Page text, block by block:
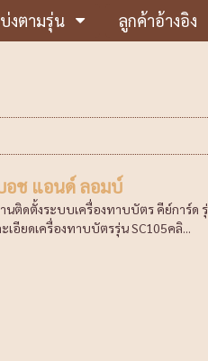
งตามรุ่น ลูกค้าอ้างอิง
อช แอนด์ ลอมบ์
นติดตั้งระบบเครื่องทาบบัตร คีย์การ์ด
เอียดเครื่องทาบบัตรรุ่น SC105คลิ...